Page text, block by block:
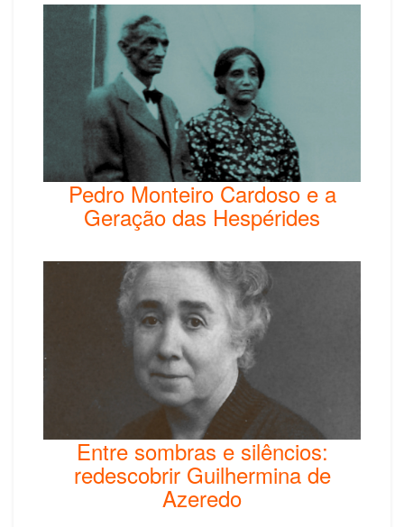
Pedro Monteiro Cardoso e a
Geração das Hespérides
Entre sombras e silêncios:
redescobrir Guilhermina de
Azeredo